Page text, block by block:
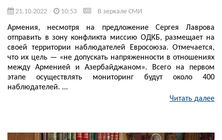
21.10.2022 10:53 В зеркале СМИ
Армения, несмотря на предложение Сергея Лаврова
отправить в зону конфликта миссию ОДКБ, размещает на
своей территории наблюдателей Евросоюза. Отмечается,
что их цель — «не допускать напряженности в отношениях
между Арменией и Азербайджаном». Всего на первом
этапе осуществлять мониторинг будут около 400
наблюдателей. ...
Читать далее